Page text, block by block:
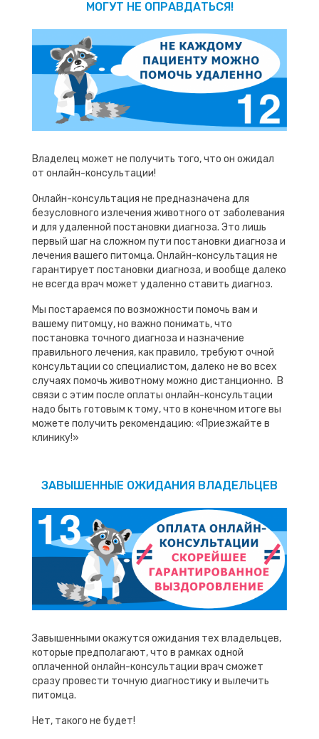
МОГУТ НЕ ОПРАВДАТЬСЯ!
Владелец может не получить того, что он ожидал
от онлайн-консультации!
Онлайн-консультация не предназначена для
безусловного излечения животного от заболевания
и для удаленной постановки диагноза. Это лишь
первый шаг на сложном пути постановки диагноза и
лечения вашего питомца. Онлайн-консультация не
гарантирует постановки диагноза, и вообще далеко
не всегда врач может удаленно ставить диагноз.
Мы постараемся по возможности помочь вам и
вашему питомцу, но важно понимать, что
постановка точного диагноза и назначение
правильного лечения, как правило, требуют очной
консультации со специалистом, далеко не во всех
случаях помочь животному можно дистанционно. В
связи с этим после оплаты онлайн-консультации
надо быть готовым к тому, что в конечном итоге вы
можете получить рекомендацию: «Приезжайте в
клинику!»
ЗАВЫШЕННЫЕ ОЖИДАНИЯ ВЛАДЕЛЬЦЕВ
Завышенными окажутся ожидания тех владельцев,
которые предполагают, что в рамках одной
оплаченной онлайн-консультации врач сможет
сразу провести точную диагностику и вылечить
питомца.
Нет, такого не будет!